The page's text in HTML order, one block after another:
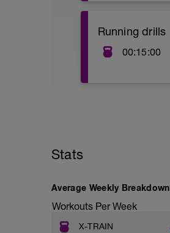
Running drills
00:15:00
Stats
Average Weekly Breakdown
Workouts Per Week
X-TRAIN